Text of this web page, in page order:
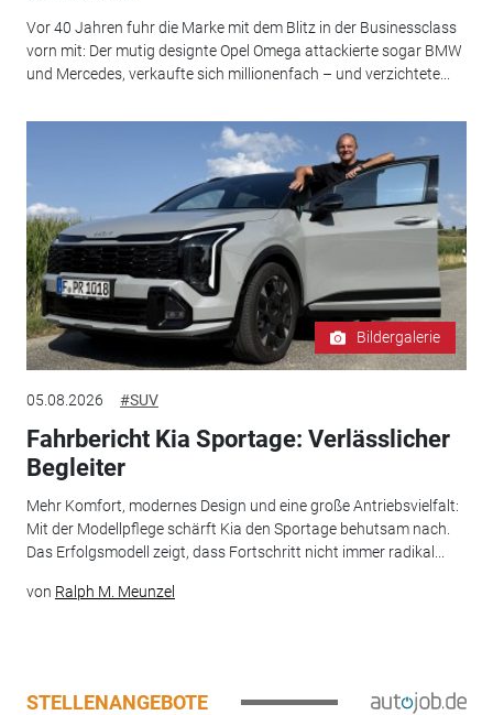
Vor 40 Jahren fuhr die Marke mit dem Blitz in der Businessclass
vorn mit: Der mutig designte Opel Omega attackierte sogar BMW
und Mercedes, verkaufte sich millionenfach – und verzichtete...
Bildergalerie
05.08.2026 #SUV
Fahrbericht Kia Sportage: Verlässlicher
Begleiter
Mehr Komfort, modernes Design und eine große Antriebsvielfalt:
Mit der Modellpflege schärft Kia den Sportage behutsam nach.
Das Erfolgsmodell zeigt, dass Fortschritt nicht immer radikal...
von Ralph M. Meunzel
STELLENANGEBOTE